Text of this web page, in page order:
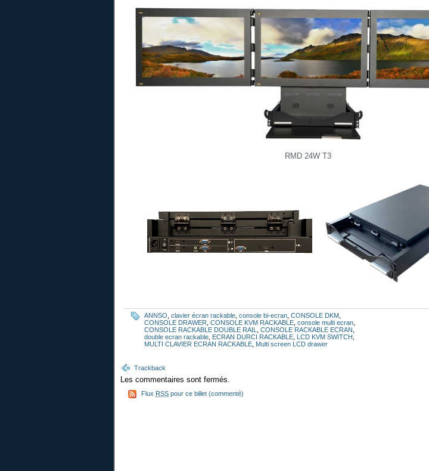
RMD 24W T3
ANNSO clavier écran rackable console bi-ecran CONSOLE DKM
CONSOLE DRAWER CONSOLE KVM RACKABLE console multi ecran
CONSOLE RACKABLE DOUBLE RAIL
CONSOLE RACKABLE ECRAN
double ecran rackable
ECRAN DURCI RACKABLE LCD KVM SWITCH
MULTI CLAVIER ECRAN RACKABLE Multi screen LCD drawer
Trackback
Les commentaires sont fermés.
Flux RSS pour ce billet (commenté)